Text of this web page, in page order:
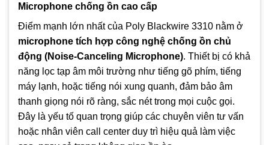
Microphone chống ồn cao cấp
Điểm mạnh lớn nhất của Poly Blackwire 3310 nằm ở
microphone tích hợp công nghệ chống ồn chủ
động (Noise-Canceling Microphone). Thiết bị có khả
năng lọc tạp âm môi trường như tiếng gõ phím, tiếng
máy lạnh, hoặc tiếng nói xung quanh, đảm bảo âm
thanh giọng nói rõ ràng, sắc nét trong mọi cuộc gọi.
Đây là yếu tố quan trọng giúp các chuyên viên tư vấn
hoặc nhân viên call center duy trì hiệu quả làm việc